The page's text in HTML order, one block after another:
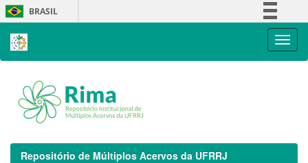
Skip
navigation
BRASIL
Repositório de Múltiplos Acervos da UFRRJ